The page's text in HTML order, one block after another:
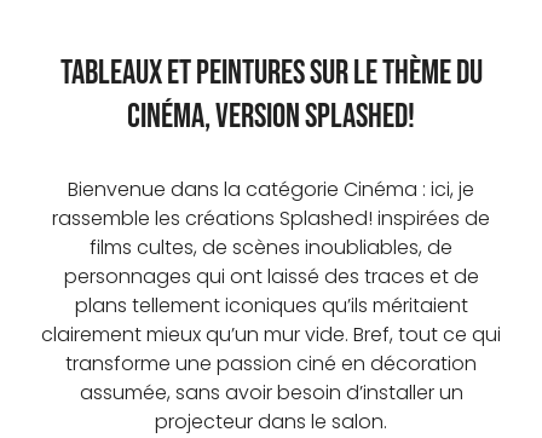
Tableaux et peintures sur le thème du
cinéma, version Splashed!
Bienvenue dans la catégorie Cinéma : ici, je
rassemble les créations Splashed! inspirées de
films cultes, de scènes inoubliables, de
personnages qui ont laissé des traces et de
plans tellement iconiques qu’ils méritaient
clairement mieux qu’un mur vide. Bref, tout ce qui
transforme une passion ciné en décoration
assumée, sans avoir besoin d’installer un
projecteur dans le salon.